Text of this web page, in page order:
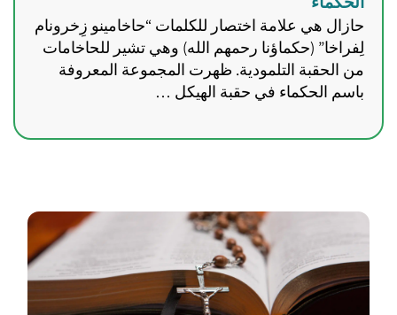
حازال هي علامة اختصار للكلمات “حاخامينو زِخرونام
لِفراخا” (حكماؤنا رحمهم الله) وهي تشير للحاخامات
من الحقبة التلمودية. ظهرت المجموعة المعروفة
باسم الحكماء في حقبة الهيكل …